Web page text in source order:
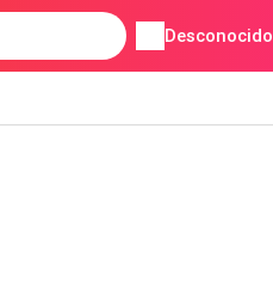
Desconocido